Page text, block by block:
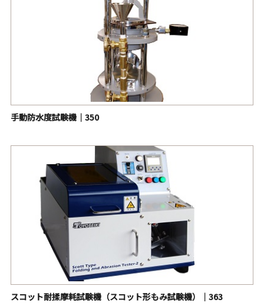
手動防水度試験機｜350
スコット耐揉摩耗試験機（スコット形もみ試験機）｜363